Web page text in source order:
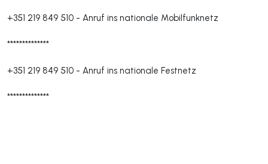
+351 219 849 510 - Anruf ins nationale Mobilfunknetz
**************
+351 219 849 510 - Anruf ins nationale Festnetz
**************